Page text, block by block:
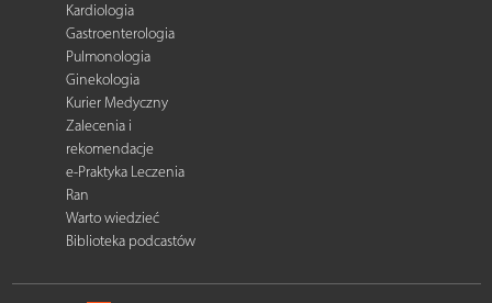
Kardiologia
Gastroenterologia
Pulmonologia
Ginekologia
Kurier Medyczny
Zalecenia i
rekomendacje
e-Praktyka Leczenia
Ran
Warto wiedzieć
Biblioteka podcastów